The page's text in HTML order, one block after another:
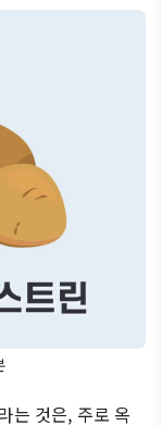
는 것은, 주로 옥